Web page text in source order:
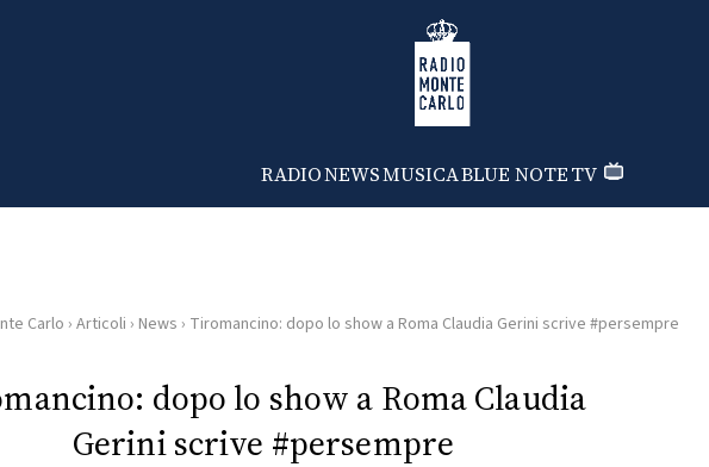
Radio Monte Carlo
RADIONEWSMUSICABLUE NOTETV
Carlo › Articoli › News › Tiromancino: dopo lo show a Roma Claudia Gerini scrive #persempre
dopo lo show a Roma Claudia
Gerini scrive #persempre